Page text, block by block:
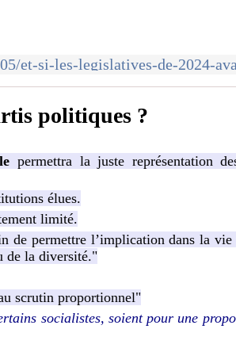
politiques ?
permettra la juste représentation
élues.
limité.
de permettre l’implication dans la
de la diversité."
scrutin proportionnel"
socialistes, soient pour une